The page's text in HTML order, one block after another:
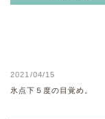
2021/04/15
氷点下５度の目覚め。